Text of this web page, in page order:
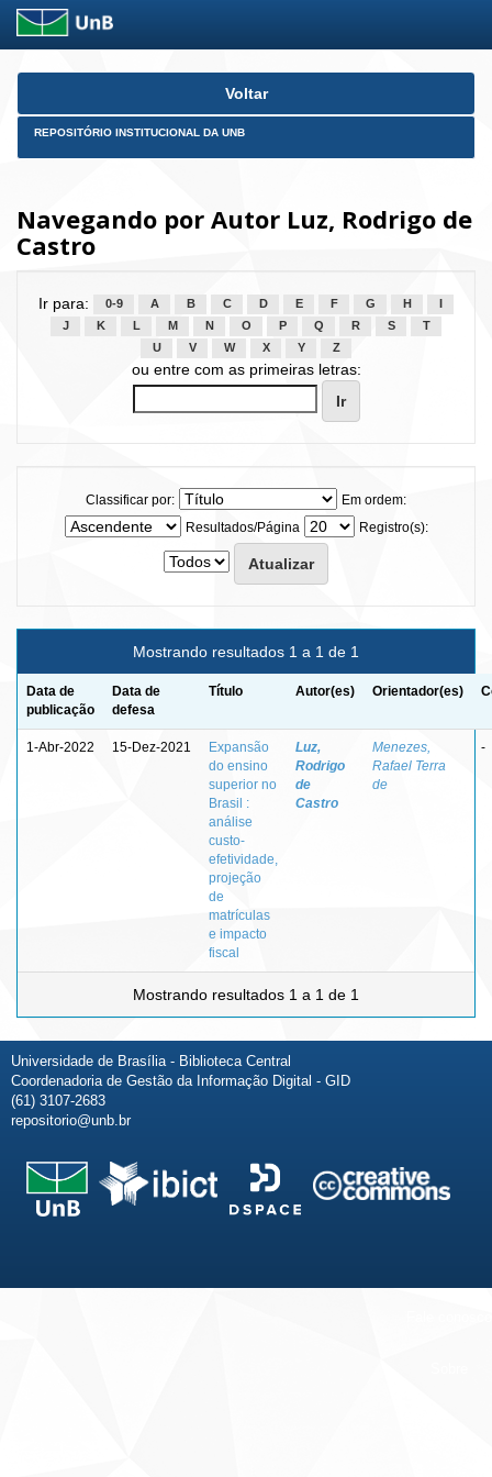
Skip
Voltar
REPOSITÓRIO INSTITUCIONAL DA UNB
Navegando por Autor Luz, Rodrigo de
Castro
Ir para: 0-9 A B C D E F G H
J
K L M N O P Q R S
T
U
V W X Y Z
ou entre com as primeiras letras:
Classificar por:
Em ordem:
Resultados/Página
Registro(s):
Mostrando resultados 1 a 1 de 1
Data de
publicação
Data de
defesa
Título Autor(es) Orientador(es)
1-Abr-2022 15-Dez-2021
Expansão
do ensino
superior no
Brasil :
análise
custo-
efetividade,
projeção
de
matrículas
e impacto
fiscal
Luz,
Rodrigo
de
Castro
Menezes,
Rafael Terra
de
-
Mostrando resultados 1 a 1 de 1
Universidade de Brasília - Biblioteca Central
Coordenadoria de Gestão da Informação Digital - GID
(61) 3107-2683
repositorio@unb.br